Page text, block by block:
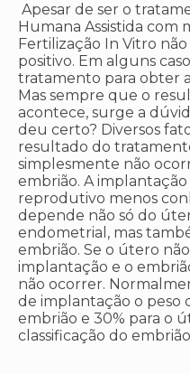
Apesar de ser o
Humana Assistida com
Fertilização In Vitro
positivo. Em alguns
tratamento para obter
Mas sempre que o
acontece, surge a
deu certo? Diversos
resultado do
simplesmente não
embrião. A
reprodutivo menos
depende não só do
endometrial, mas
embrião. Se o útero
implantação e o
não ocorrer.
de implantação o peso
embrião e 30% para o
classificação do